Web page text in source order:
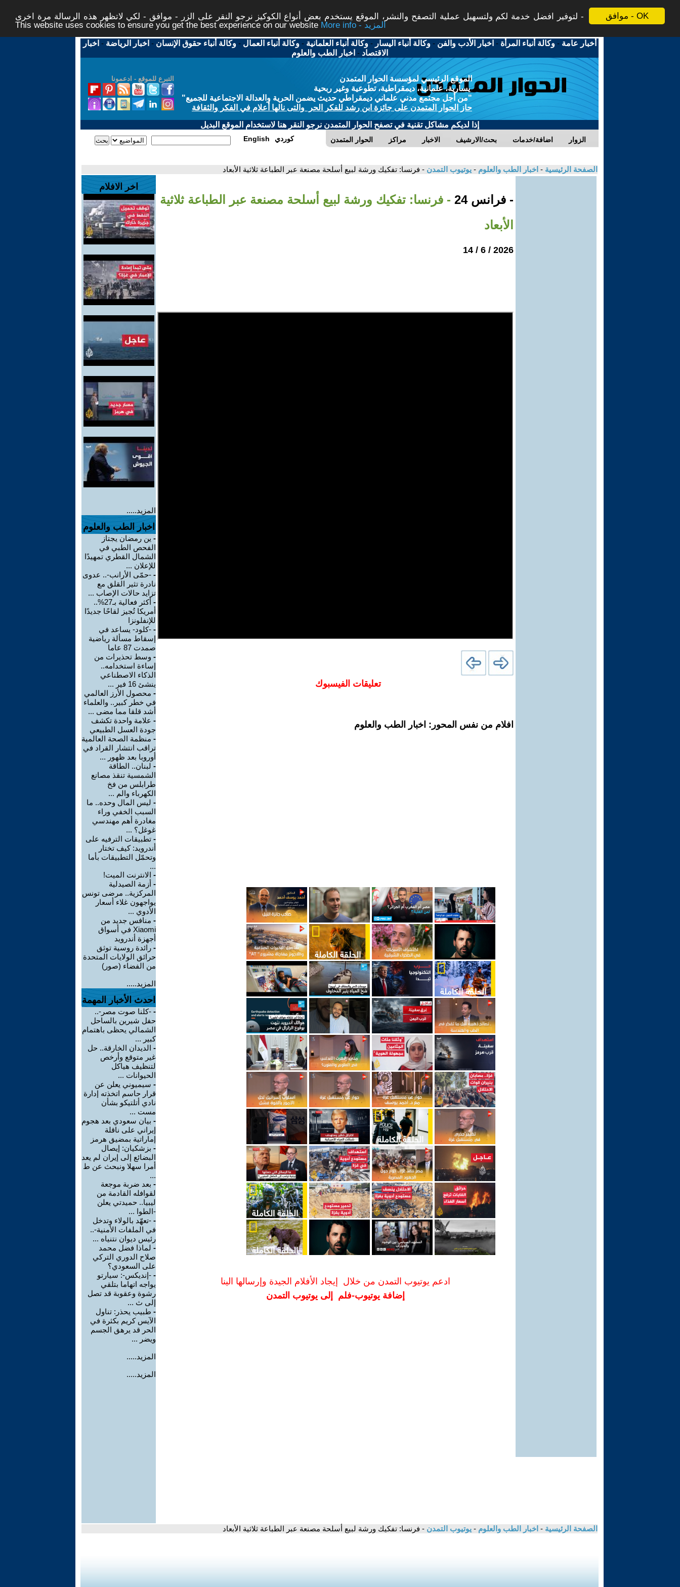
موافق - OK
لتوفير افضل خدمة لكم ولتسهيل عملية التصفح والنشر، الموقع يستخدم بعض أنواع الكوكيز نرجو النقر على الزر - موافق - لكي لاتظهر هذه الرسالة مرة اخرى -
This website uses cookies to ensure you get the best experience on our website
More info - المزيد
أخبار عامة -وكالة أنباء المرأة - اخبار الأدب والفن -وكالة أنباء اليسار -وكالة أنباء العلمانية -وكالة أنباء العمال -وكالة أنباء حقوق الإنسان - اخبار الرياضة - اخبار
الاقتصاد - اخبار الطب والعلوم
التبرع للموقع - ادعمونا
الموقع الرئيسي لمؤسسة الحوار المتمدن
يسارية، علمانية، ديمقراطية، تطوعية وغير ربحية
"من أجل مجتمع مدني علماني ديمقراطي حديث يضمن الحرية والعدالة الاجتماعية للجميع"
حاز الحوار المتمدن على جائزة ابن رشد للفكر الحر والتى نالها أعلام في الفكر والثقافة
إذا لديكم مشاكل تقنية في تصفح الحوار المتمدن نرجو النقر هنا لاستخدام الموقع البديل
الحوار المتمدن مراكز الاخبار بحث/الارشيف اضافة/خدمات الزوار English كوردي
الصفحة الرئيسية - اخبار الطب والعلوم - يوتيوب التمدن - فرنسا: تفكيك ورشة لبيع أسلحة مصنعة عبر الطباعة ثلاثية الأبعاد
- فرانس 24
- فرنسا: تفكيك ورشة لبيع أسلحة مصنعة عبر الطباعة ثلاثية
الأبعاد
2026 / 6 / 14
تعليقات الفيسبوك
افلام من نفس المحور: اخبار الطب والعلوم
ادعم يوتيوب التمدن من خلال إيجاد الأفلام الجيدة وإرسالها الينا
إضافة يوتيوب-فلم إلى يوتيوب التمدن
اخر الافلام
المزيد.....
اخبار الطب والعلوم
- ين رمضان يجتاز
الفحص الطبي في
الشمال القطري تمهيدًا
للإعلان ...
- -حمّى الأرانب-.. عدوى
نادرة تثير القلق مع
تزايد حالات الإصاب ...
-
أكثر فعالية بـ27%..
أمريكا تُجيز لقاحًا جديدًا
للإنفلونزا
- -كلود- يساعد في
إسقاط مسألة رياضية
صمدت 87 عاما
- وسط تحذيرات من
إساءة استخدامه..
الذكاء الاصطناعي
ينشئ 16 فير ...
- محصول الأرز العالمي
في خطر كبير.. والعلماء
أشد قلقا مما مضى ...
- علامة واحدة تكشف
جودة العسل الطبيعي
- منظمة الصحة العالمية
تراقب انتشار القراد في
أوروبا بعد ظهور ...
- لبنان.. الطاقة
الشمسية تنقذ مصانع
طرابلس من فخ
الكهرباء والم ...
- ليس المال وحده.. ما
السبب الخفي وراء
مغادرة أهم مهندسي
غوغل؟ ...
- تطبيقات الترفيه على
أندرويد: كيف تختار
وتحمّل التطبيقات بأما
...
- الانترنت الميت!
- أزمة الصيدلية
المركزية.. مرضى تونس
يواجهون غلاء أسعار
الأدوي ...
- منافس جديد من
Xiaomi في أسواق
أجهزة أندرويد
- رائدة روسية توثق
حرائق الولايات المتحدة
من الفضاء (صور)
المزيد.....
احدث الأخبار المهمة
- -كلنا صوت مصر-..
حفل شيرين بالساحل
الشمالي يحظى باهتمام
كبير ...
- الديدان الخارقة.. حل
غير متوقع وأرخص
لتنظيف هياكل
الحيوانات ...
- سيميوني يعلن عن
قرار حاسم اتخذته إدارة
نادي أتلتيكو بشأن
مست ...
- بيان سعودي بعد هجوم
إيراني على ناقلة
إماراتية بمضيق هرمز
- بزشكيان: إيصال
البضائع إلى إيران لم يعد
أمرا سهلا ونبحث عن ط
...
- بعد ضربة موجعة
لقوافله القادمة من
ليبيا.. حميدتي يعلن
-الطوا ...
- -تعهّد بالولاء وتدخل
في الملفات الأمنية-..
رئيس ديوان نتنياه ...
- لماذا فضل محمد
صلاح الدوري التركي
على السعودي؟
- -إنديكس-: سيارتو
يواجه اتهاما بتلقي
رشوة وعقوبة قد تصل
إلى ث ...
- طبيب يحذر: تناول
الآيس كريم بكثرة في
الحر قد يرهق الجسم
ويضر ...
المزيد.....
المزيد.....
الصفحة الرئيسية - اخبار الطب والعلوم - يوتيوب التمدن - فرنسا: تفكيك ورشة لبيع أسلحة مصنعة عبر الطباعة ثلاثية الأبعاد